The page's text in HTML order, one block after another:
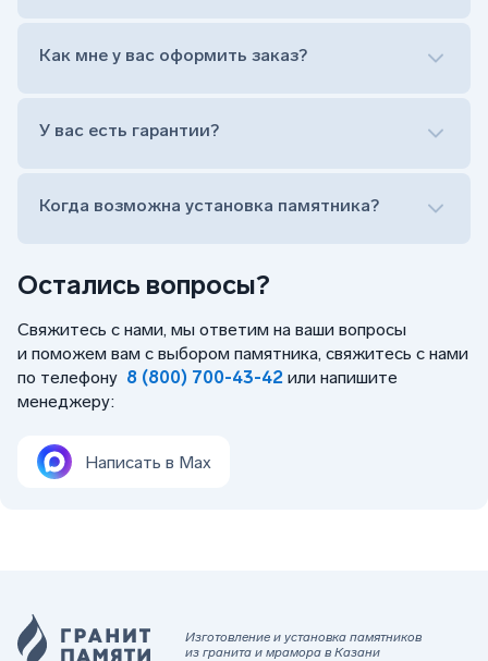
Остались вопросы?
Свяжитесь с нами, мы ответим на ваши вопросы
и поможем вам с выбором памятника, свяжитесь с нами
по телефону 8 (800) 700-43-42 или напишите
менеджеру:
Написать в Max
Оформить заказ удаленно (online)
Заказать бесплатный выезд менеджера на дом
Оформить заказ удаленно (online)
Заказать бесплатный выезд менеджера на дом
Как мне у вас оформить заказ?
У вас есть гарантии?
Когда возможна установка памятника?
Изготовление и установка памятников
из гранита и мрамора в Казани